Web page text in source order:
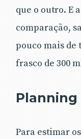
que o outro. E
comparação,
pouco mais de
frasco de 300
Planning
Para estimar